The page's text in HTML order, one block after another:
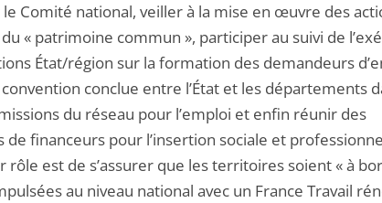
Comité national, veiller à la mise en œuvre des
« patrimoine commun », participer au suivi de
État/région sur la formation des demandeurs
conclue entre l’État et les départements
du réseau pour l’emploi et enfin réunir des
de financeurs pour l’insertion sociale et
rôle est de s’assurer que les territoires soient « à
au niveau national avec un France Travail